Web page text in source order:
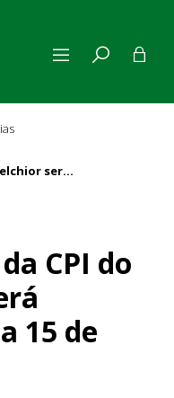
Relatório final da CPI do Rio Melchior será entregue no dia 15 de dezembro
CPI do
15 de